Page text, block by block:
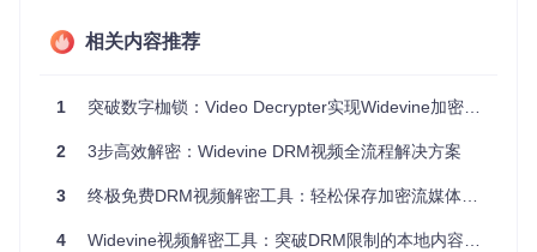
m.adaptive/处理MPEG-DASH协议，解析流媒体结构并提
容器解析引擎： widevine_decrypter/lib/libbento4/
Video Decrypter采用AES-CTR模式进行解密操作。在该模式
下，解密器使用获取的CEK和初始向量(IV)生成密钥流，与加
相关内容推荐
1 突破数字枷锁：Video Decrypter实现Widevine加密视频解密全攻略
2 3步高效解密：Widevine DRM视频全流程解决方案
3 终极免费DRM视频解密工具：轻松保存加密流媒体内容
4 Widevine视频解密工具：突破DRM限制的本地内容解决方案